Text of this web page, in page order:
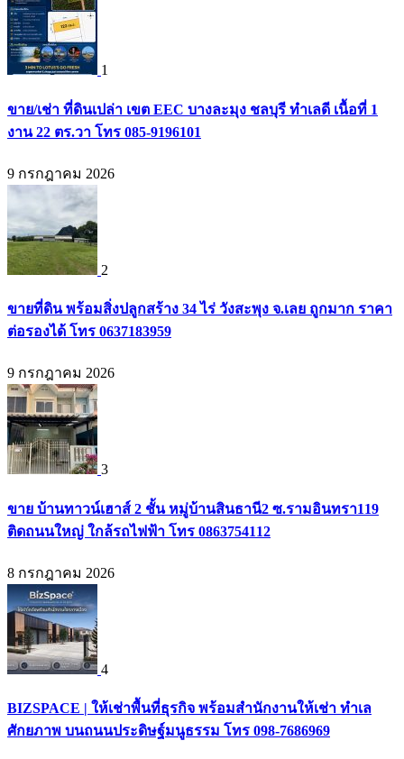
1
ขาย/เช่า ที่ดินเปล่า เขต EEC บางละมุง ชลบุรี ทำเลดี เนื้อที่ 1
งาน 22 ตร.วา โทร 085-9196101
9 กรกฎาคม 2026
2
ขายที่ดิน พร้อมสิ่งปลูกสร้าง 34 ไร่ วังสะพุง จ.เลย ถูกมาก ราคา
ต่อรองได้ โทร 0637183959
9 กรกฎาคม 2026
3
ขาย บ้านทาวน์เฮาส์ 2 ชั้น หมู่บ้านสินธานี2 ซ.รามอินทรา119
ติดถนนใหญ่ ใกล้รถไฟฟ้า โทร 0863754112
8 กรกฎาคม 2026
4
BIZSPACE | ให้เช่าพื้นที่ธุรกิจ พร้อมสำนักงานให้เช่า ทำเล
ศักยภาพ บนถนนประดิษฐ์มนูธรรม โทร 098-7686969